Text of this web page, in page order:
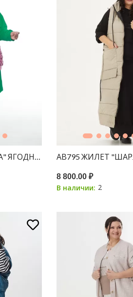
ЯГОДНЫЙ 150САВ795 ЖИЛЕТ
8 800.00 ₽
В наличии: 2